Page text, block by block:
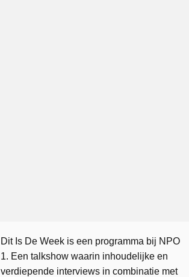
Dit Is De Week is een programma bij NPO
1. Een talkshow waarin inhoudelijke en
verdiepende interviews in combinatie met